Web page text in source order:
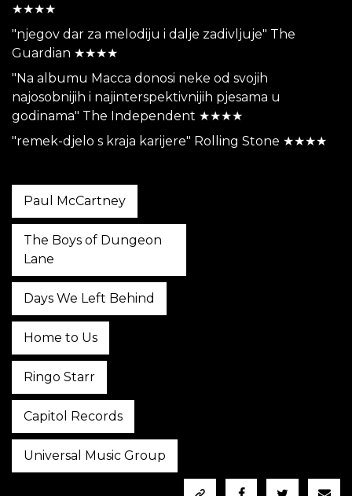
★★★★
"njegov dar za melodiju i dalje zadivljuje" The
Guardian ★★★★
"Na albumu Macca donosi neke od svojih
najosobnijih i najinterspektivnijih pjesama u
godinama" The Independent ★★★★
"remek-djelo s kraja karijere" Rolling Stone ★★★★
Paul McCartney
The Boys of Dungeon
Lane
Days We Left Behind
Home to Us
Ringo Starr
Capitol Records
Universal Music Group